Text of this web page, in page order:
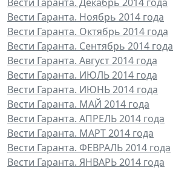
Вести Гаранта. Ноябрь 2014 года
Вести Гаранта. Октябрь 2014 года
Вести Гаранта. Сентябрь 2014 года
Вести Гаранта. Август 2014 года
Вести Гаранта. ИЮЛЬ 2014 года
Вести Гаранта. ИЮНЬ 2014 года
Вести Гаранта. МАЙ 2014 года
Вести Гаранта. АПРЕЛЬ 2014 года
Вести Гаранта. МАРТ 2014 года
Вести Гаранта. ФЕВРАЛЬ 2014 года
Вести Гаранта. ЯНВАРЬ 2014 года